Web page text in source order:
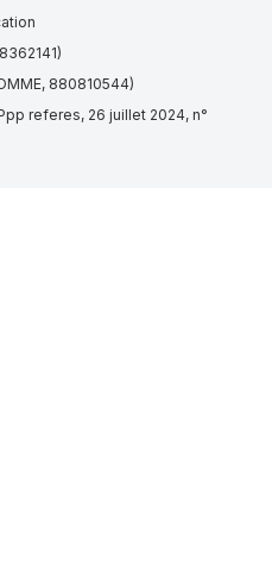
880810544)
referes, 26 juillet 2024, n°